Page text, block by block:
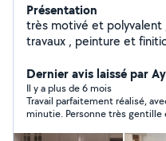
Présentation
très motivé et
travaux , peinture et finition..etc... ayant
enduits....
propose mes services,
en week-end.merci.
Dernier avis laissé par
Il y a plus de 6 mois
Travail parfaitement réalisé,
minutie. Personne très